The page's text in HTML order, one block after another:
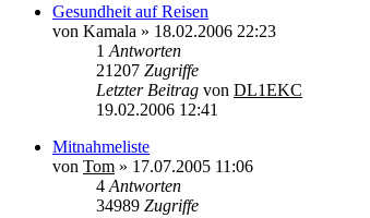
Gesundheit auf Reisen
von Kamala » 18.02.2006 22:23
1 Antworten
21207 Zugriffe
Letzter Beitrag von DL1EKC
19.02.2006 12:41
Mitnahmeliste
von Tom » 17.07.2005 11:06
4 Antworten
34989 Zugriffe